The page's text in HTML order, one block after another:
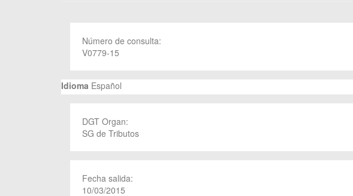
Número de consulta:
V0779-15
Idioma Español
DGT Organ:
SG de Tributos
Fecha salida:
10/03/2015